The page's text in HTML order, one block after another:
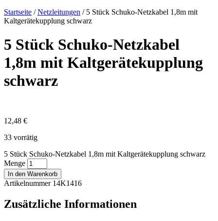
Startseite /Netzleitungen / 5 Stück Schuko-Netzkabel 1,8m mit
Kaltgerätekupplung schwarz
5 Stück Schuko-Netzkabel
1,8m mit Kaltgerätekupplung
schwarz
12,48 €
33 vorrätig
5 Stück Schuko-Netzkabel 1,8m mit Kaltgerätekupplung schwarz
Menge
In den Warenkorb
Artikelnummer 14K1416
Zusätzliche Informationen